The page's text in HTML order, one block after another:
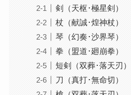
剣（天枢･極星剣）
杖（献誠･煌神杖）
琴（幻奏･沙界琴）
拳（盟道･廻崩拳）
短剣（双葬･落天刃）
刀（真打･無命切）